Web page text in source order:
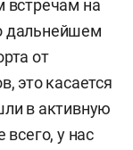
встречам на
дальнейшем
от
это касается
в активную
всего, у нас